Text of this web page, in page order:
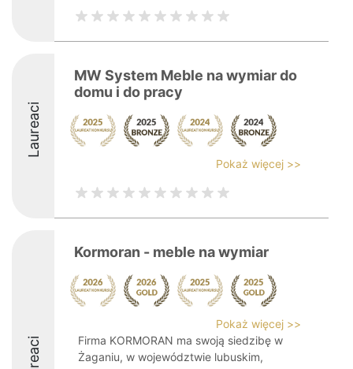
Laureaci
MW System Meble na wymiar do
domu i do pracy
Pokaż więcej >>
Kormoran - meble na wymiar
Pokaż więcej >>
Firma KORMORAN ma swoją siedzibę w
Żaganiu, w województwie lubuskim,